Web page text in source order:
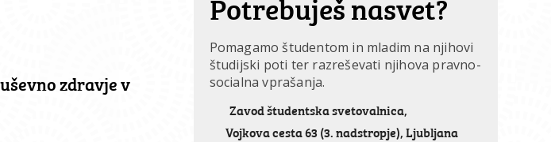
zdravje v
Pomagamo študentom in mladim na njihovi
študijski poti ter razreševati njihova pravno-
socialna vprašanja.
Zavod študentska svetovalnica,
Vojkova cesta 63 (3. nadstropje), Ljubljana